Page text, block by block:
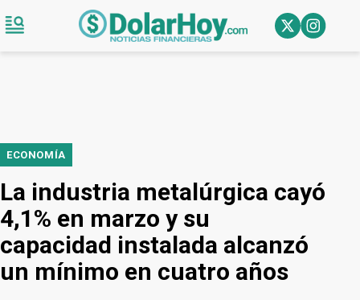
ECONOMÍA
La industria metalúrgica cayó
4,1% en marzo y su
capacidad instalada alcanzó
un mínimo en cuatro años